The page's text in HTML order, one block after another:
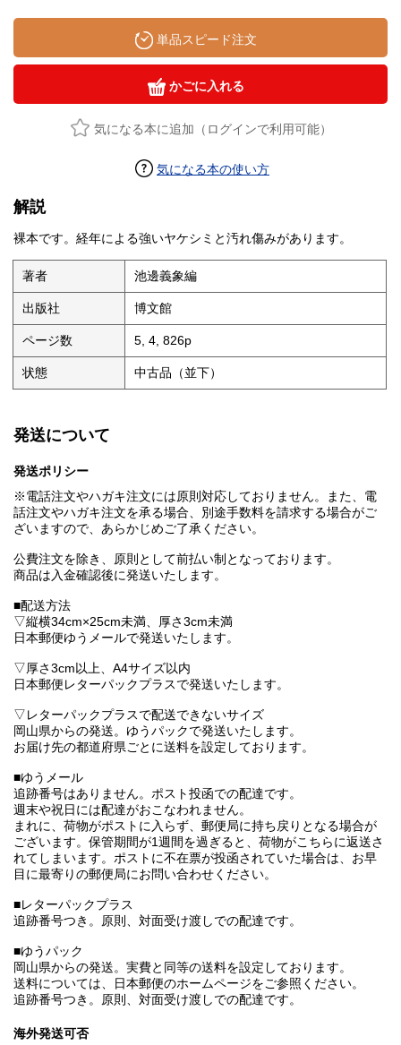
単品スピード注文
かごに入れる
気になる本に追加（ログインで利用可能）
気になる本の使い方
解説
裸本です。経年による強いヤケシミと汚れ傷みがあります。
著者 池邊義象編
出版社 博文館
ページ数 5, 4, 826p
状態 中古品（並下）
発送について
発送ポリシー
※電話注文やハガキ注文には原則対応しておりません。また、電
話注文やハガキ注文を承る場合、別途手数料を請求する場合がご
ざいますので、あらかじめご了承ください。
公費注文を除き、原則として前払い制となっております。
商品は入金確認後に発送いたします。
■配送方法
▽縦横34cm×25cm未満、厚さ3cm未満
日本郵便ゆうメールで発送いたします。
▽厚さ3cm以上、A4サイズ以内
日本郵便レターパックプラスで発送いたします。
▽レターパックプラスで配送できないサイズ
岡山県からの発送。ゆうパックで発送いたします。
お届け先の都道府県ごとに送料を設定しております。
■ゆうメール
追跡番号はありません。ポスト投函での配達です。
週末や祝日には配達がおこなわれません。
まれに、荷物がポストに入らず、郵便局に持ち戻りとなる場合が
ございます。保管期間が1週間を過ぎると、荷物がこちらに返送さ
れてしまいます。ポストに不在票が投函されていた場合は、お早
目に最寄りの郵便局にお問い合わせください。
■レターパックプラス
追跡番号つき。原則、対面受け渡しでの配達です。
■ゆうパック
岡山県からの発送。実費と同等の送料を設定しております。
送料については、日本郵便のホームページをご参照ください。
追跡番号つき。原則、対面受け渡しでの配達です。
海外発送可否